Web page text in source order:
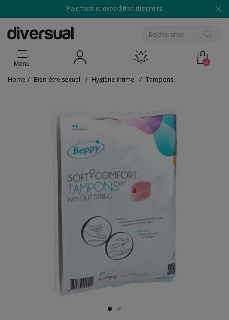
Paiement et expédition discrets
0
Menu
Home / Bien-être sexuel / Hygiène Intime / Tampons